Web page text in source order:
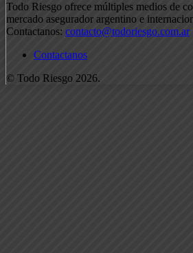
Todo Riesgo ofrece múltiples medios de
mercado asegurador argentino e
Contactanos: contacto@todoriesgo.com.ar
Contactanos
© Todo Riesgo 2026.